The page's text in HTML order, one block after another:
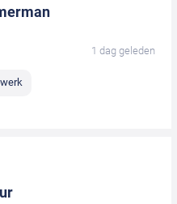
1 dag geleden